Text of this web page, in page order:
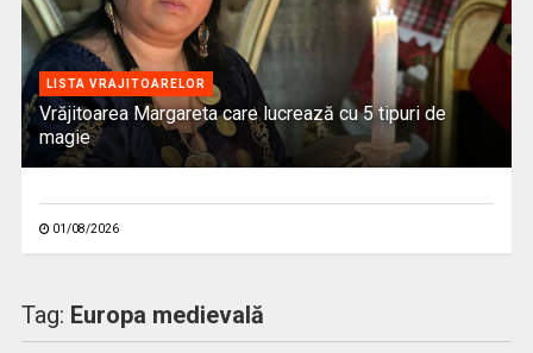
LISTA VRAJITOARELOR
Vrăjitoarea Margareta care lucrează cu 5 tipuri de
magie
01/08/2026
Tag: Europa medievală